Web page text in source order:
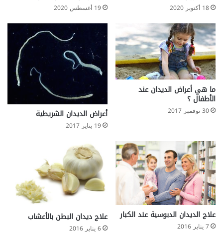
18 أكتوبر 2020 19 أغسطس 2020
ما هي أعراض الديدان عند
الأطفال ؟
30 نوفمبر 2017 أعراض الديدان الشريطية
19 يناير 2017
علاج الديدان الدبوسية عند الكبار
7 يناير 2016
علاج ديدان البطن بالأعشاب
6 يناير 2016